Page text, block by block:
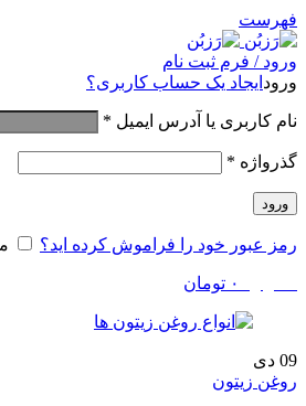
فهرست
ورود / فرم ثبت نام
ورود ایجاد یک حساب کاربری؟
نام کاربری یا آدرس ایمیل *
گذرواژه *
ورود
رمز عبور خود را فراموش کرده اید؟
۰ تومان
09 دی
روغن زیتون